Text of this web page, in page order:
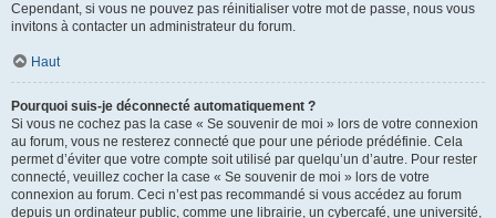
Cependant, si vous ne pouvez pas réinitialiser votre mot de passe, nous vous
invitons à contacter un administrateur du forum.
Haut
Pourquoi suis-je déconnecté automatiquement ?
Si vous ne cochez pas la case « Se souvenir de moi » lors de votre connexion
au forum, vous ne resterez connecté que pour une période prédéfinie. Cela
permet d’éviter que votre compte soit utilisé par quelqu’un d’autre. Pour rester
connecté, veuillez cocher la case « Se souvenir de moi » lors de votre
connexion au forum. Ceci n’est pas recommandé si vous accédez au forum
depuis un ordinateur public, comme une librairie, un cybercafé, une université,